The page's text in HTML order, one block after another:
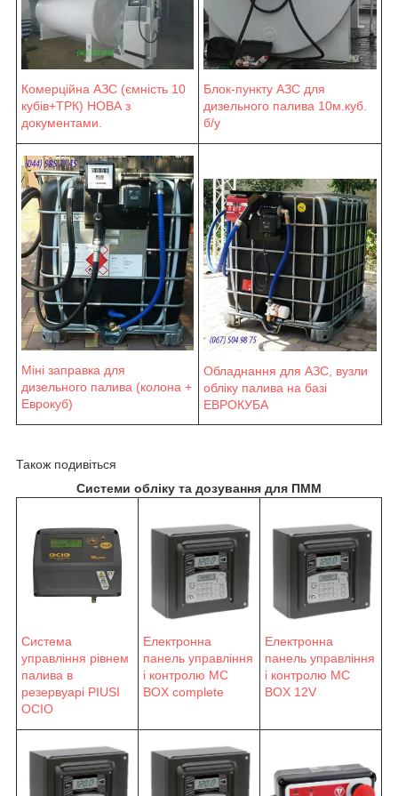
Комерційна АЗС (ємність 10
кубів+ТРК) НОВА з
документами.
Блок-пункту АЗС для
дизельного палива 10м.куб.
б/у
Міні заправка для
дизельного палива (колона +
Еврокуб)
Обладнання для АЗС, вузли
обліку палива на базі
ЕВРОКУБА
Також подивіться
Системи обліку та дозування для ПММ
Система
управління рівнем
палива в
резервуарі PIUSI
OCIO
Електронна
панель управління
і контролю MC
BOX complete
Електронна
панель управління
і контролю MC
BOX 12V